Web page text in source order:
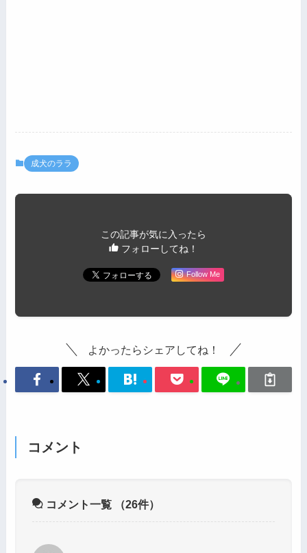
成犬のララ
この記事が気に入ったら
フォローしてね！
Follow Me
よかったらシェアしてね！
コメント
コメント一覧 （26件）